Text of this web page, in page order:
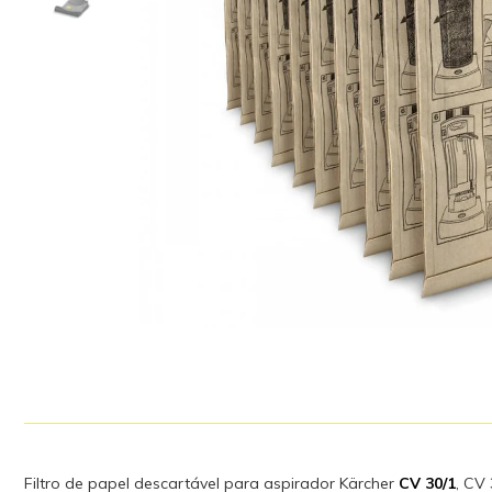
Filtro de papel descartável para aspirador Kärcher CV 30/1, CV